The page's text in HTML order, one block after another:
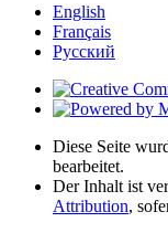
English
Français
Русский
Diese Seite
bearbeitet.
Der Inhalt ist
Attribution,